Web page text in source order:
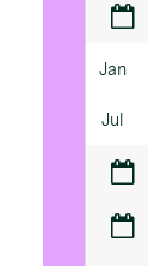
Jan
Jul